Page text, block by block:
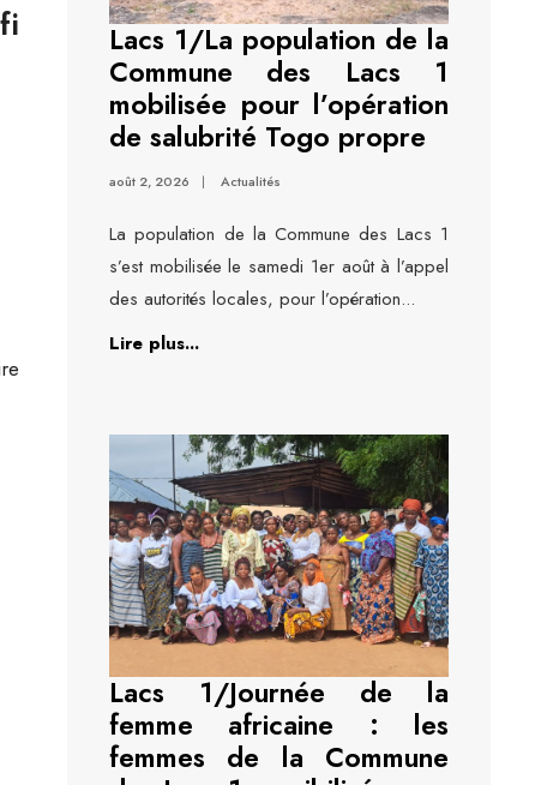
Lacs 1/La population de la
Commune des Lacs 1
mobilisée pour l’opération
de salubrité Togo propre
août 2, 2026 | Actualités
La population de la Commune des Lacs 1
s’est mobilisée le samedi 1er août à l’appel
des autorités locales, pour l’opération...
Lire plus...
Lacs 1/Journée de la
femme africaine : les
femmes de la Commune